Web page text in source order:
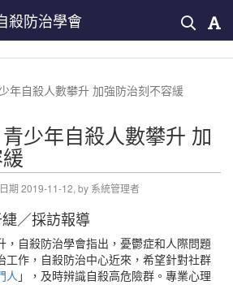
殺防治學會
年自殺人數攀升 加強防治刻不容緩
少年自殺人數攀升 加
期 2019-11-12, by 系統管理者
／採訪報導
，自殺防治學會指出，憂鬱症和人際問題
工作，自殺防治中心近來，希望針對社群
人」，及時辨識自殺高危險群。專業心理